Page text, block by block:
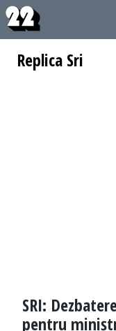
Replica Sri
SRI:
pentru